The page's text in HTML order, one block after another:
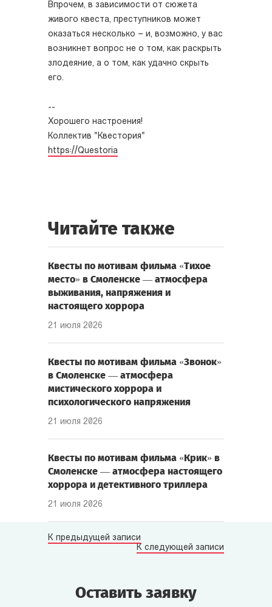
Впрочем, в зависимости от сюжета
живого квеста, преступников может
оказаться несколько – и, возможно, у вас
возникнет вопрос не о том, как раскрыть
злодеяние, а о том, как удачно скрыть
его.
--
Хорошего настроения!
Коллектив "Квестория"
https://Questoria
Читайте также
Квесты по мотивам фильма «Тихое
место» в Смоленске — атмосфера
выживания, напряжения и
настоящего хоррора
21 июля 2026
Квесты по мотивам фильма «Звонок»
в Смоленске — атмосфера
мистического хоррора и
психологического напряжения
21 июля 2026
Квесты по мотивам фильма «Крик» в
Смоленске — атмосфера настоящего
хоррора и детективного триллера
21 июля 2026
К предыдущей записи
К следующей записи
Оставить заявку